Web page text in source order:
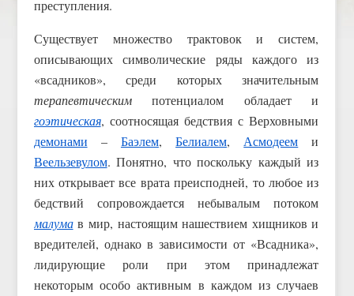
преступления.
Существует множество трактовок и систем,
описывающих символические ряды каждого из
«всадников», среди которых значительным
терапевтическимпотенциалом обладает и
гоэтическая, соотносящая бедствия с Верховными
демонами – Баэлем,Белиалем,Асмодеем и
Веельзевулом. Понятно, что поскольку каждый из
них открывает все врата преисподней, то любое из
бедствий сопровождается небывалым потоком
малумав мир, настоящим нашествием хищников и
вредителей, однако в зависимости от «Всадника»,
лидирующие роли при этом принадлежат
некоторым особо активным в каждом из случаев